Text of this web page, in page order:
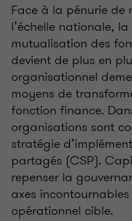
Face à la pénurie de
l’échelle nationale,
mutualisation des
devient de plus en
organisationnel
moyens de
fonction finance.
organisations sont
stratégie
partagés (CSP).
repenser la
axes
opérationnel cible.